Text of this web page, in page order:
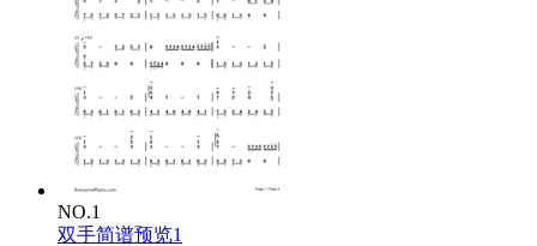
NO.1
双手简谱预览1